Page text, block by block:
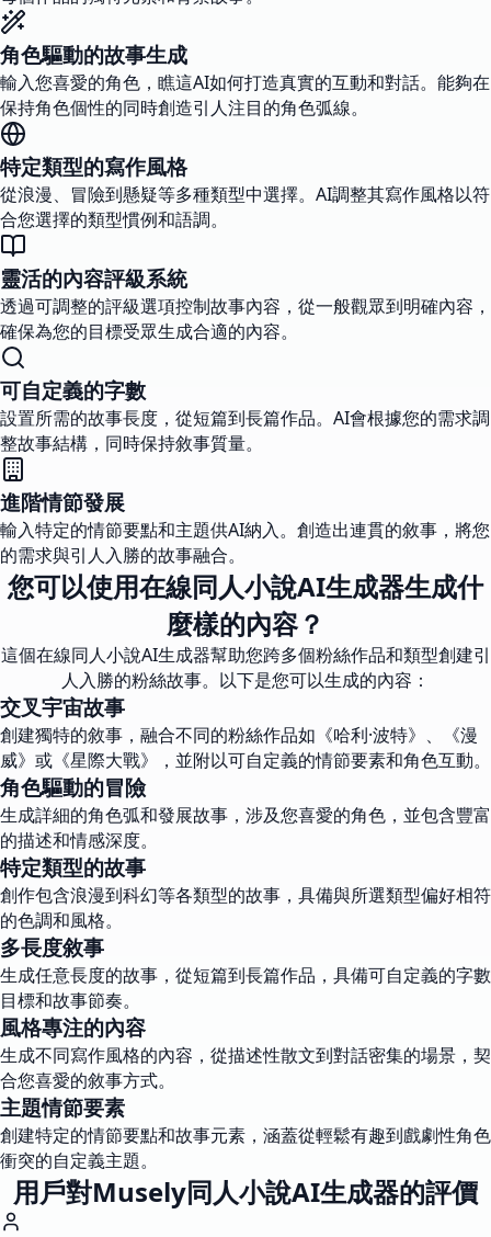
角色驅動的故事生成
輸入您喜愛的角色，瞧這AI如何打造真實的互動和對話。能夠在
保持角色個性的同時創造引人注目的角色弧線。
特定類型的寫作風格
從浪漫、冒險到懸疑等多種類型中選擇。AI調整其寫作風格以符
合您選擇的類型慣例和語調。
靈活的內容評級系統
透過可調整的評級選項控制故事內容，從一般觀眾到明確內容，
確保為您的目標受眾生成合適的內容。
可自定義的字數
設置所需的故事長度，從短篇到長篇作品。AI會根據您的需求調
整故事結構，同時保持敘事質量。
進階情節發展
輸入特定的情節要點和主題供AI納入。創造出連貫的敘事，將您
的需求與引人入勝的故事融合。
您可以使用在線同人小說AI生成器生成什
麼樣的內容？
這個在線同人小說AI生成器幫助您跨多個粉絲作品和類型創建引
人入勝的粉絲故事。以下是您可以生成的內容：
交叉宇宙故事
創建獨特的敘事，融合不同的粉絲作品如《哈利·波特》、《漫
威》或《星際大戰》，並附以可自定義的情節要素和角色互動。
角色驅動的冒險
生成詳細的角色弧和發展故事，涉及您喜愛的角色，並包含豐富
的描述和情感深度。
特定類型的故事
創作包含浪漫到科幻等各類型的故事，具備與所選類型偏好相符
的色調和風格。
多長度敘事
生成任意長度的故事，從短篇到長篇作品，具備可自定義的字數
目標和故事節奏。
風格專注的內容
生成不同寫作風格的內容，從描述性散文到對話密集的場景，契
合您喜愛的敘事方式。
主題情節要素
創建特定的情節要點和故事元素，涵蓋從輕鬆有趣到戲劇性角色
衝突的自定義主題。
用戶對Musely同人小說AI生成器的評價